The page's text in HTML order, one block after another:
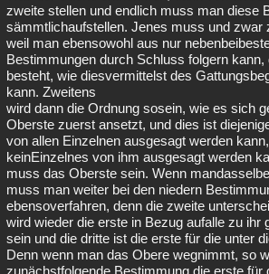
zweite stellen und endlich muss man diese
sämmtlichaufstellen. Jenes muss und zwar
weil man ebensowohl aus nur
Bestimmungen durch Schluss folgern
besteht, wie diesvermittelst des
kann. Zweitens
wird dann die Ordnung sosein, wie es sich
Oberste zuerst ansetzt, und dies ist
von allen Einzelnen ausgesagt werden
keinEinzelnes von ihm ausgesagt werden
muss das Oberste sein. Wenn
muss man weiter bei den niedern
ebensoverfahren, denn die zweite
wird wieder die erste in Bezug aufalle zu ihr
sein und die dritte ist die erste für die unter
Denn wenn man das Obere wegnimmt, so
zunächstfolgende Bestimmung die erste für